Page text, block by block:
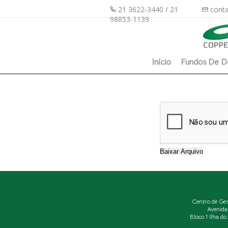
21 3622-3440 / 21
98853-1139
Início Fundos De
Centro de
Bloco 1 Ilha